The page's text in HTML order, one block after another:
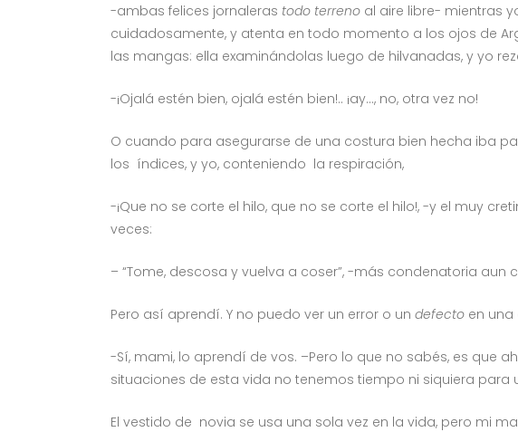
-ambas felices jornaleras todo terreno al aire libre- mientras
cuidadosamente, y atenta en todo momento a los ojos de
las mangas: ella examinándolas luego de hilvanadas, y yo
-¡Ojalá estén bien, ojalá estén bien!.. ¡ay…, no, otra vez no!
O cuando para asegurarse de una costura bien hecha iba
los índices, y yo, conteniendo la respiración,
-¡Que no se corte el hilo, que no se corte el hilo!, -y el muy
veces:
– “Tome, descosa y vuelva a coser”, -más condenatoria
Pero así aprendí. Y no puedo ver un error o un defecto en una
-Sí, mami, lo aprendí de vos. –Pero lo que no sabés, es que
situaciones de esta vida no tenemos tiempo ni siquiera para
El vestido de novia se usa una sola vez en la vida, pero mi